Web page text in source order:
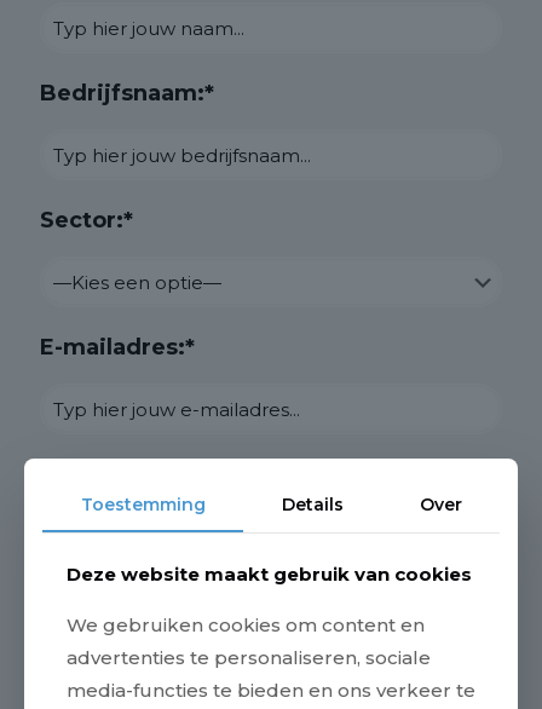
Bedrijfsnaam:*
Sector:*
E-mailadres:*
Toestemming Details Over
Deze website maakt gebruik van cookies
We gebruiken cookies om content en
advertenties te personaliseren, sociale
media-functies te bieden en ons verkeer te